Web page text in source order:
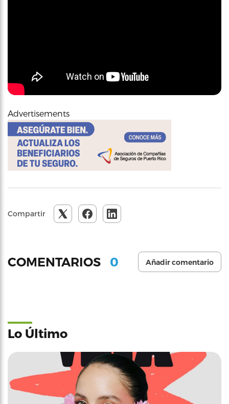
Advertisements
Compartir
COMENTARIOS 0 Añadir comentario
Lo Último